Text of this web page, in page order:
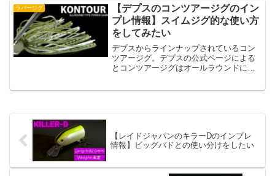
されているだけあってスイムジグの釣り
が好きな人はぜひともチ...
ラバージグ
【デプスのコンツアージグのイン
プレ情報】スイムジグ的な使い方
をしてみたい
デプスからラインナップされているコン
ツアージグ。デプスの公式ページによる
とコンツアージグはオールラウンドに使
【レイドジャパンのキラーDのインプレ
情報】ビッグバドとの使い分けをしたい